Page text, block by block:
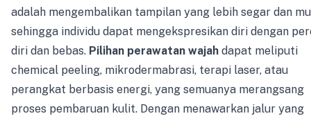
adalah mengembalikan tampilan yang lebih segar dan
sehingga individu dapat mengekspresikan diri dengan
diri dan bebas. Pilihan perawatan wajah dapat meliputi
chemical peeling, mikrodermabrasi, terapi laser, atau
perangkat berbasis energi, yang semuanya merangsang
proses pembaruan kulit. Dengan menawarkan jalur yang